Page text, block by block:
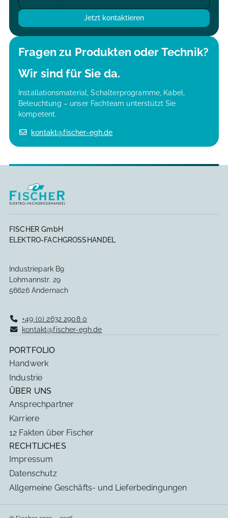
Jetzt kontaktieren
Fragen zu Produkten oder Technik?
Wir sind für Sie da.
Installationsmaterial, Schalterprogramme, Kabel,
Beleuchtung – unser Fachteam unterstützt Sie
kompetent.
kontakt@fischer-egh.de
FISCHER GmbH
ELEKTRO-FACHGROSSHANDEL
Industriepark B9
Lohmannstr. 29
56626 Andernach
+49 (0) 2632 2908 0
kontakt@fischer-egh.de
PORTFOLIO
Handwerk
Industrie
ÜBER UNS
Ansprechpartner
Karriere
12 Fakten über Fischer
RECHTLICHES
Impressum
Datenschutz
Allgemeine Geschäfts- und Lieferbedingungen